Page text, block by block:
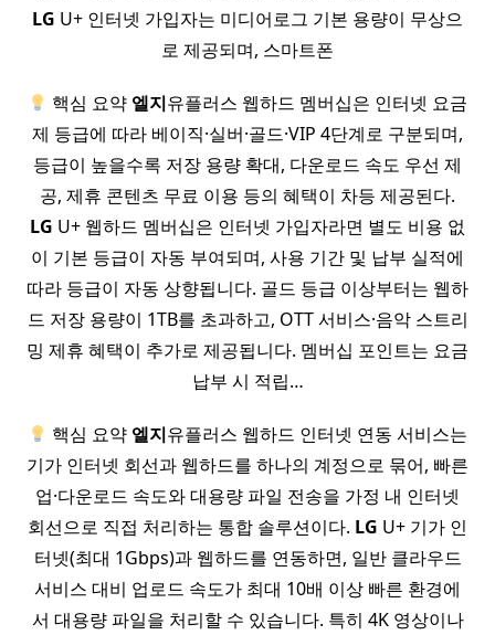
LG U+ 인터넷 가입자는 미디어로그 기본 용량이 무상으
로 제공되며, 스마트폰
핵심 요약 엘지유플러스 웹하드 멤버십은 인터넷 요금
제 등급에 따라 베이직·실버·골드·VIP 4단계로 구분되며,
등급이 높을수록 저장 용량 확대, 다운로드 속도 우선 제
공, 제휴 콘텐츠 무료 이용 등의 혜택이 차등 제공된다.
LG U+ 웹하드 멤버십은 인터넷 가입자라면 별도 비용 없
이 기본 등급이 자동 부여되며, 사용 기간 및 납부 실적에
따라 등급이 자동 상향됩니다. 골드 등급 이상부터는 웹하
드 저장 용량이 1TB를 초과하고, OTT 서비스·음악 스트리
밍 제휴 혜택이 추가로 제공됩니다. 멤버십 포인트는 요금
납부 시 적립…
핵심 요약 엘지유플러스 웹하드 인터넷 연동 서비스는
기가 인터넷 회선과 웹하드를 하나의 계정으로 묶어, 빠른
업·다운로드 속도와 대용량 파일 전송을 가정 내 인터넷
회선으로 직접 처리하는 통합 솔루션이다. LG U+ 기가 인
터넷(최대 1Gbps)과 웹하드를 연동하면, 일반 클라우드
서비스 대비 업로드 속도가 최대 10배 이상 빠른 환경에
서 대용량 파일을 처리할 수 있습니다. 특히 4K 영상이나